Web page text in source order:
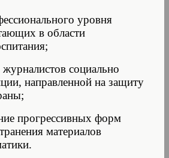
уровня
в области
социально
направленной на защиту
прогрессивных форм
материалов